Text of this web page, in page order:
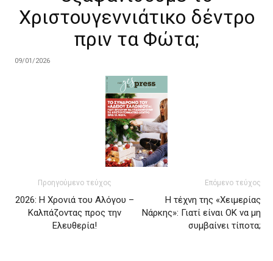
Χριστουγεννιάτικο δέντρο
πριν τα Φώτα;
09/01/2026
Προηγούμενο τεύχος
2026: Η Χρονιά του Αλόγου –
Καλπάζοντας προς την
Ελευθερία!
Επόμενο τεύχος
Η τέχνη της «Χειμερίας
Νάρκης»: Γιατί είναι ΟΚ να μη
συμβαίνει τίποτα;